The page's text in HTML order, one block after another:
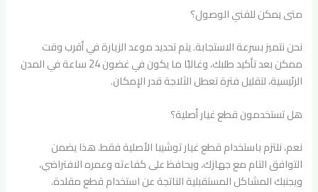
متى يمكن للفني الوصول؟
نحن نتميز بسرعة الاستجابة. يتم تحديد موعد الزيارة في أقرب وقت
ممكن بعد تأكيد طلبك، وغالبًا ما يكون في غضون 24 ساعة في المدن
الرئيسية، لتقليل فترة تعطل الثلاجة قدر الإمكان.
هل تستخدمون قطع غيار أصلية؟
نعم، نلتزم باستخدام قطع غيار توشيبا الأصلية فقط. هذا يضمن
التوافق التام مع جهازك، ويحافظ على كفاءته وعمره الافتراضي،
ويجنبك المشاكل المستقبلية الناتجة عن استخدام قطع مقلدة.